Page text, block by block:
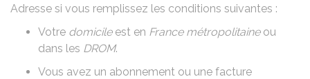
Adresse si vous remplissez les conditions suivantes :
Votre domicileest en France métropolitaineou
dans les DROM.
Vous avez un abonnement ou une facture